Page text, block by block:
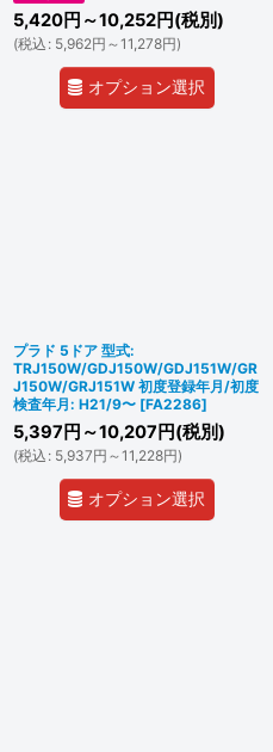
5,420円 ～10,252円(税別)
(税込 : 5,962円 ～11,278円)
オプション選択
プラド 5ドア 型式:
TRJ150W/GDJ150W/GDJ151W/GR
J150W/GRJ151W 初度登録年月/初度
検査年月: H21/9〜 [FA2286]
5,397 円 ～10,207 円(税別)
(税込 : 5,937円 ～11,228円)
オプション選択